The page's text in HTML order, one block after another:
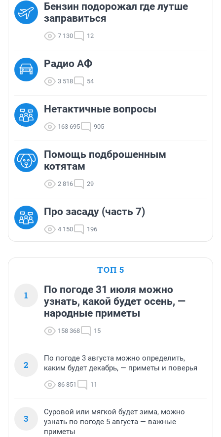
Бензин подорожал где лутше
заправиться
7 130 12
Радио АФ
3 518 54
Нетактичные вопросы
163 695 905
Помощь подброшенным
котятам
2 816 29
Про засаду (часть 7)
4 150 196
ТОП 5
1
По погоде 31 июля можно
узнать, какой будет осень, —
народные приметы
158 368 15
2
По погоде 3 августа можно определить,
каким будет декабрь, — приметы и поверья
86 851 11
3
Суровой или мягкой будет зима, можно
узнать по погоде 5 августа — важные
приметы